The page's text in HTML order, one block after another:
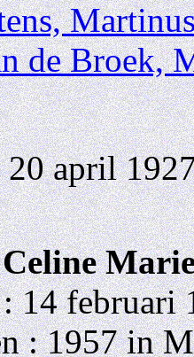
de Broek,
20 april
14 februari
: 1957 in